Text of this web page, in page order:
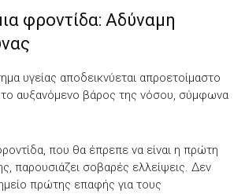
φροντίδα: Αδύναμη
υγείας αποδεικνύεται απροετοίμαστο
το αυξανόμενο βάρος της νόσου, σύμφωνα
που θα έπρεπε να είναι η πρώτη
παρουσιάζει σοβαρές ελλείψεις. Δεν
πρώτης επαφής για τους